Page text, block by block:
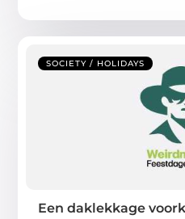
SOCIETY / HOLIDAYS
Een daklekkage